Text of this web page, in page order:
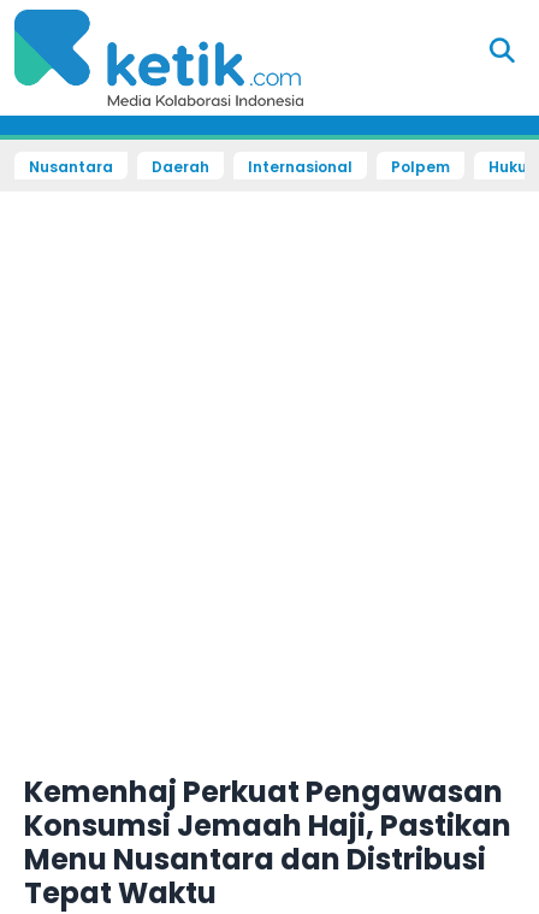
Nusantara Daerah Internasional Polpem
Kemenhaj Perkuat Pengawasan
Konsumsi Jemaah Haji, Pastikan
Menu Nusantara dan Distribusi
Tepat Waktu